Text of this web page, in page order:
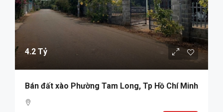
4.2 Tỷ
Bán đất xào Phường Tam Long, Tp Hồ Chí Minh